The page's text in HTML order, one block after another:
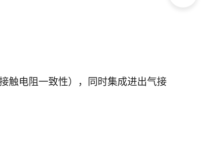
触电阻一致性），同时集成进出气接